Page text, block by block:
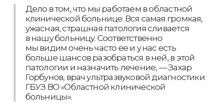
Дело в том, что мы работаем в областной
клинической больнице. Вся самая громкая,
ужасная, страшная патология сливается
в нашу больницу. Соответственно
мы видим очень часто ее и у нас есть
больше шансов разобраться в ней, в этой
патологии и назначить лечение, — Захар
Горбунов, врач ультразвуковой диагностики
ГБУЗ ВО «Областной клинической
больницы».